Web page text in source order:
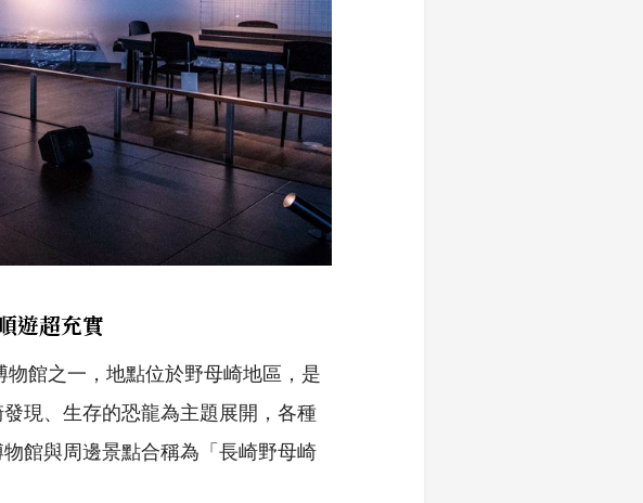
遊超充實
館之一，地點位於野母崎地區，是
現、生存的恐龍為主題展開，各種
館與周邊景點合稱為「長崎野母崎